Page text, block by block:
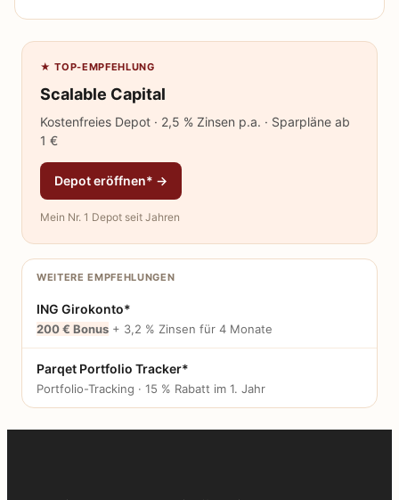
★ TOP-EMPFEHLUNG
Scalable Capital
Kostenfreies Depot · 2,5 % Zinsen p.a. · Sparpläne ab
1 €
Depot eröffnen* →
Mein Nr. 1 Depot seit Jahren
WEITERE EMPFEHLUNGEN
ING Girokonto*
200 € Bonus + 3,2 % Zinsen für 4 Monate
Parqet Portfolio Tracker*
Portfolio-Tracking · 15 % Rabatt im 1. Jahr